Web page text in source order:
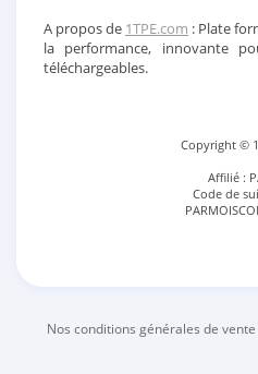
A propos de 1TPE.com : Plate
la performance, innovante
téléchargeables.
Copyright ©
Affilié :
Code de
Nos conditions générales de vente